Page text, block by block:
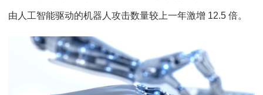
由人工智能驱动的机器人攻击数量较上一年激增 12.5 倍。